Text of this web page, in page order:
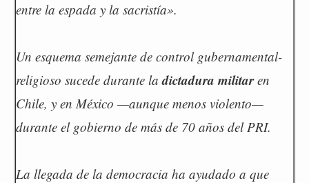
entre la espada y la sacristía».
Un esquema semejante de control gubernamental-
religioso sucede durante ladictadura militaren
Chile, y en México —aunque menos violento—
durante el gobierno de más de 70 años del PRI.
La llegada de la democracia ha ayudado a que